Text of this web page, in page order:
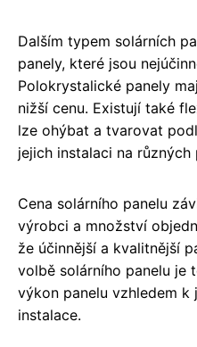
Dalším typem solárních
panely, které jsou
Polokrystalické panely
nižší cenu. Existují také
lze ohýbat a tvarovat
jejich instalaci na různých
Cena solárního panelu
výrobci a množství
že účinnější a kvalitnější
volbě solárního panelu je
výkon panelu vzhledem k
instalace.